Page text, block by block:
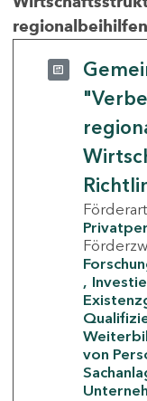
regionalbeihilfen
von